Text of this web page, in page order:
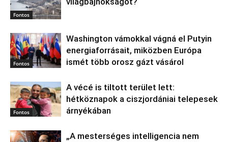
Fontos
Fontos
Washington vámokkal vágná el Putyin
energiaforrásait, miközben Európa
ismét több orosz gázt vásárol
Fontos
A vécé is tiltott terület lett:
hétköznapok a ciszjordániai telepesek
árnyékában
„A mesterséges intelligencia nem